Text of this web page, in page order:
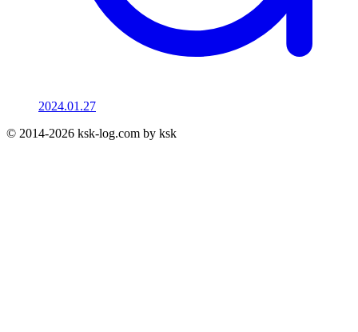
2024.01.27
© 2014-2026 ksk-log.com by ksk